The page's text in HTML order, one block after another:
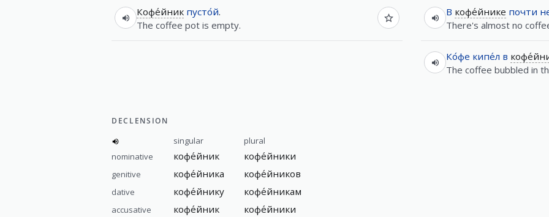
Кофе́йник пусто́й.
The coffee pot is empty.
В кофе́йнике почти
There's almost no
Ко́фе кипе́л в
The coffee bubbled in
DECLENSION
singular
plural
nominative
кофе́йник кофе́йники
genitive кофе́йника кофе́йников
dative кофе́йнику кофе́йникам
accusative кофе́йник кофе́йники